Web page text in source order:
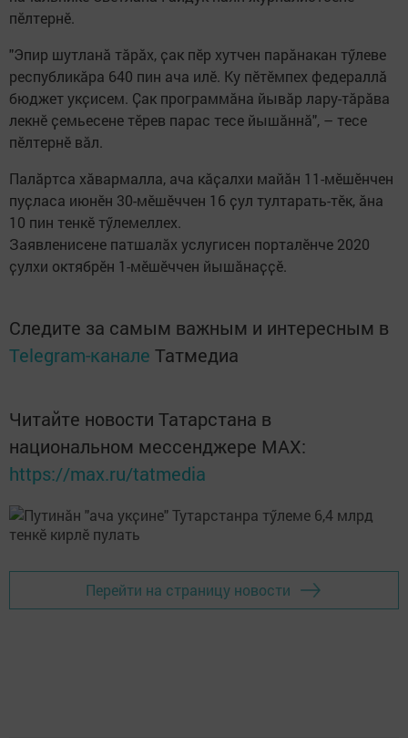
пӗлтернӗ.
"Эпир шутланӑ тӑрӑх, ҫак пӗр хутчен парӑнакан тӳлеве
республикӑра 640 пин ача илӗ. Ку пӗтӗмпех федераллӑ
бюджет укҫисем. Ҫак программӑна йывӑр лару-тӑрӑва
лекнӗ ҫемьесене тӗрев парас тесе йышӑннӑ", – тесе
пӗлтернӗ вӑл.
Палӑртса хӑвармалла, ача кӑҫалхи майӑн 11-мӗшӗнчен
пуҫласа июнӗн 30-мӗшӗччен 16 ҫул тултарать-тӗк, ӑна
10 пин тенкӗ тӳлемеллех.
Заявленисене патшалӑх услугисен порталӗнче 2020
ҫулхи октябрӗн 1-мӗшӗччен йышӑнаҫҫӗ.
Следите за самым важным и интересным в
Telegram-канале Татмедиа
Читайте новости Татарстана в
национальном мессенджере MАХ:
https://max.ru/tatmedia
Перейти на страницу новости